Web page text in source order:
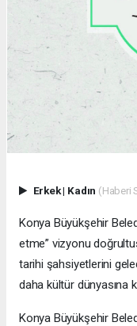
Erkek| Kadın (Haberi
Konya Büyükşehir
etme” vizyonu
tarihi şahsiyetlerini
daha kültür dünyasına
Konya Büyükşehir